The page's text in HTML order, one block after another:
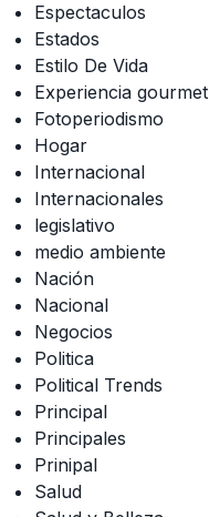
Espectaculos
Estados
Estilo De Vida
Experiencia gourmet
Fotoperiodismo
Hogar
Internacional
Internacionales
legislativo
medio ambiente
Nación
Nacional
Negocios
Politica
Political Trends
Principal
Principales
Prinipal
Salud